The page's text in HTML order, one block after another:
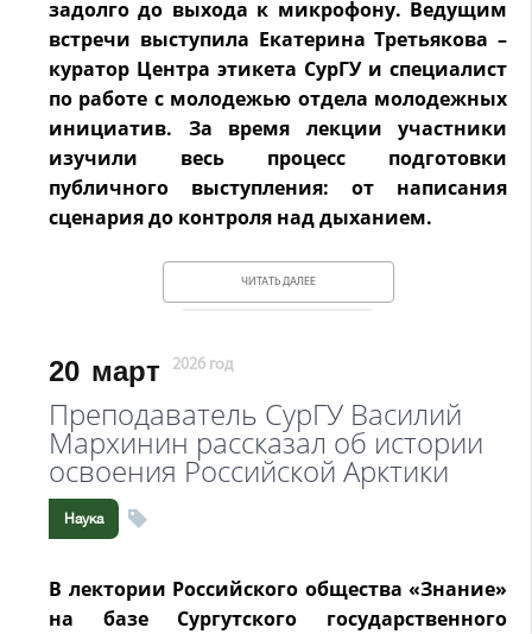
задолго до выхода к микрофону. Ведущим
встречи выступила Екатерина Третьякова –
куратор Центра этикета СурГУ и специалист
по работе с молодежью отдела молодежных
инициатив. За время лекции участники
изучили весь процесс подготовки
публичного выступления: от написания
сценария до контроля над дыханием.
ЧИТАТЬ ДАЛЕЕ
20 март 2026 год
Преподаватель СурГУ Василий
Мархинин рассказал об истории
освоения Российской Арктики
Наука
В лектории Российского общества «Знание»
на базе Сургутского государственного